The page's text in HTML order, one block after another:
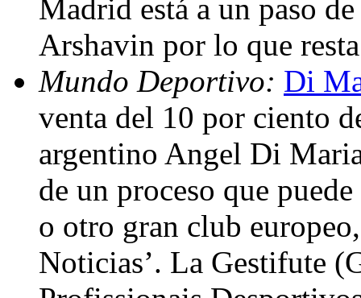
Madrid está a un paso
Arshavin por lo que
Mundo Deportivo: Di
venta del 10 por ciento
argentino Angel Di
de un proceso que
o otro gran club
Noticias’. La Gestifute